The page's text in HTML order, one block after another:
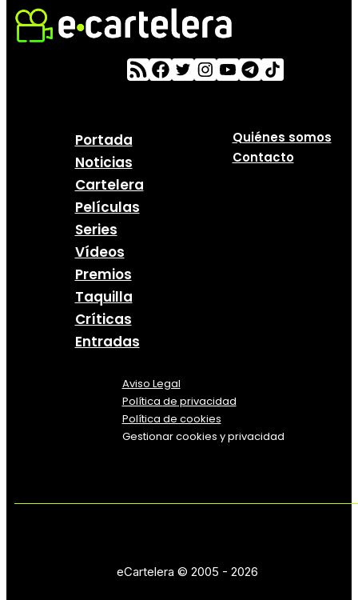
Portada
Noticias
Cartelera
Películas
Series
Vídeos
Premios
Taquilla
Críticas
Entradas
Quiénes somos
Contacto
Aviso Legal
Política de privacidad
Política de cookies
Gestionar cookies y privacidad
eCartelera © 2005 - 2026